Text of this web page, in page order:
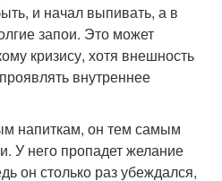
и начал выпивать, а в
запои. Это может
кризису, хотя внешность
внутреннее
напиткам, он тем самым
У него пропадет желание
он столько раз убеждался,